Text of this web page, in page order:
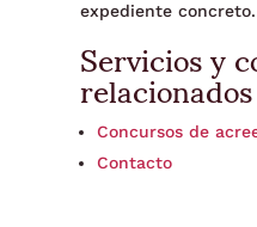
expediente concreto.
Servicios y
relacionados
Concursos de
Contacto